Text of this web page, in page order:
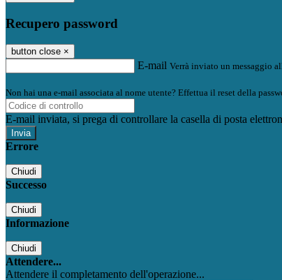
Recupero password
button close ×
E-mail Verrà inviato un messaggio
Non hai una e-mail associata al nome utente? Effettua il reset della
E-mail inviata, si prega di controllare la casella di posta
Errore
Chiudi
Successo
Chiudi
Informazione
Chiudi
Attendere...
Attendere il completamento dell'operazione...